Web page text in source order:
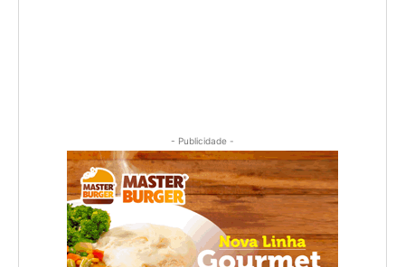
- Publicidade -